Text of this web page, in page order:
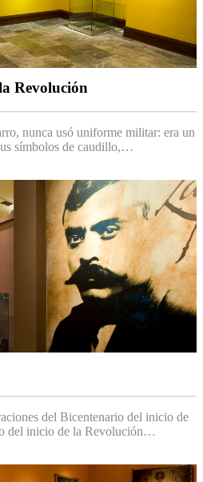
Revolución
nunca usó uniforme militar: era un
símbolos de caudillo,…
del Bicentenario del inicio de
del inicio de la Revolución…